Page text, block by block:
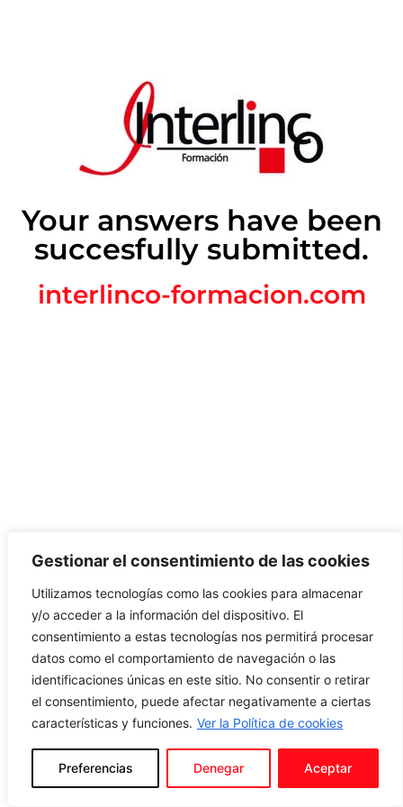
Gestionar el consentimiento de las cookies
Utilizamos tecnologías como las cookies para almacenar
y/o acceder a la información del dispositivo. El
consentimiento a estas tecnologías nos permitirá procesar
datos como el comportamiento de navegación o las
identificaciones únicas en este sitio. No consentir o retirar
el consentimiento, puede afectar negativamente a ciertas
características y funciones. Ver la Política de cookies
Preferencias Denegar Aceptar
Your answers have been
succesfully submitted.
interlinco-formacion.com